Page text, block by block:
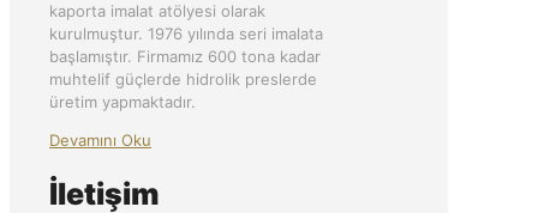
kaporta imalat atölyesi olarak
kurulmuştur. 1976 yılında seri imalata
başlamıştır. Firmamız 600 tona kadar
muhtelif güçlerde hidrolik preslerde
üretim yapmaktadır.
Devamını Oku
İletişim